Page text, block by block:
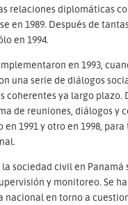
relaciones diplomáticas
en 1989. Después de
en 1994.
en 1993,
una serie de diálogos
ya largo plazo.
de reuniones, diálogos y
1991 y otro en 1998,
sociedad civil en Panamá
y monitoreo. Se
en torno a